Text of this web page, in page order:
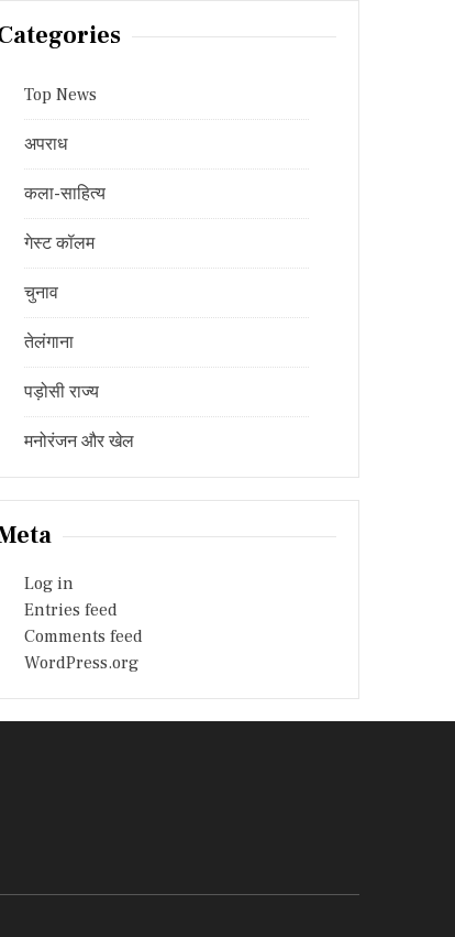
Top News
अपराध
कला-साहित्य
गेस्ट कॉलम
चुनाव
तेलंगाना
पड़ोसी राज्य
मनोरंजन और खेल
Log in
Entries feed
Comments feed
WordPress.org